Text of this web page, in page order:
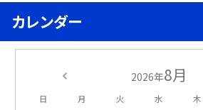
カレンダー
2026年8月
日 月 火 水 木